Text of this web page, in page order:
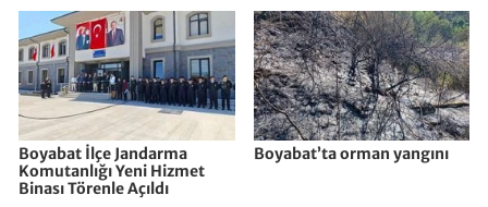
Boyabat İlçe Jandarma
Komutanlığı Yeni Hizmet
Binası Törenle Açıldı
Boyabat’ta orman yangını